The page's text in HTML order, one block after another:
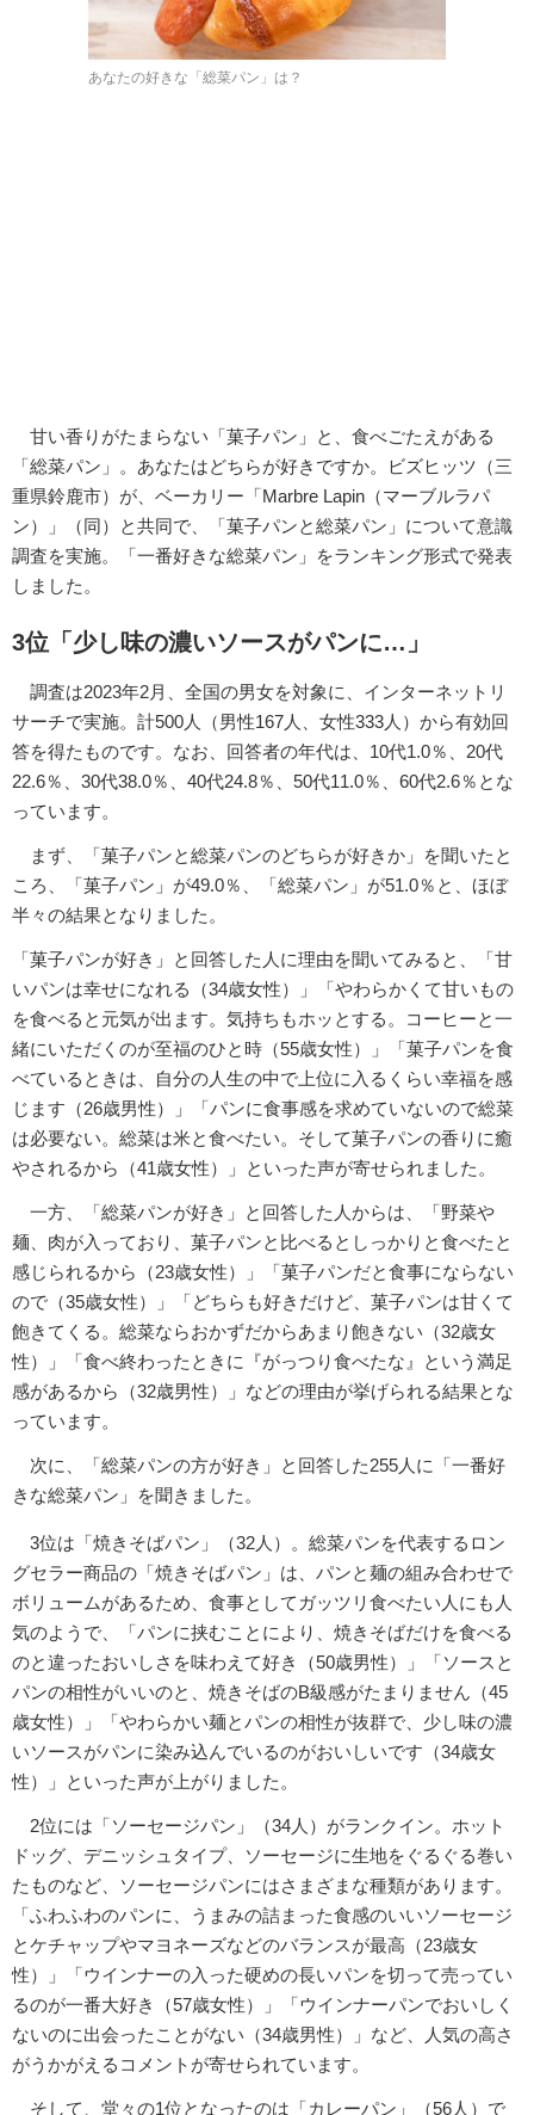
あなたの好きな「総菜パン」は？
甘い香りがたまらない「菓子パン」と、食べごたえがある
「総菜パン」。あなたはどちらが好きですか。ビズヒッツ（三
重県鈴鹿市）が、ベーカリー「Marbre Lapin（マーブルラパ
ン）」（同）と共同で、「菓子パンと総菜パン」について意識
調査を実施。「一番好きな総菜パン」をランキング形式で発表
しました。
3位「少し味の濃いソースがパンに…」
調査は2023年2月、全国の男女を対象に、インターネットリ
サーチで実施。計500人（男性167人、女性333人）から有効回
答を得たものです。なお、回答者の年代は、10代1.0％、20代
22.6％、30代38.0％、40代24.8％、50代11.0％、60代2.6％とな
っています。
まず、「菓子パンと総菜パンのどちらが好きか」を聞いたと
ころ、「菓子パン」が49.0％、「総菜パン」が51.0％と、ほぼ
半々の結果となりました。
「菓子パンが好き」と回答した人に理由を聞いてみると、「甘
いパンは幸せになれる（34歳女性）」「やわらかくて甘いもの
を食べると元気が出ます。気持ちもホッとする。コーヒーと一
緒にいただくのが至福のひと時（55歳女性）」「菓子パンを食
べているときは、自分の人生の中で上位に入るくらい幸福を感
じます（26歳男性）」「パンに食事感を求めていないので総菜
は必要ない。総菜は米と食べたい。そして菓子パンの香りに癒
やされるから（41歳女性）」といった声が寄せられました。
一方、「総菜パンが好き」と回答した人からは、「野菜や
麺、肉が入っており、菓子パンと比べるとしっかりと食べたと
感じられるから（23歳女性）」「菓子パンだと食事にならない
ので（35歳女性）」「どちらも好きだけど、菓子パンは甘くて
飽きてくる。総菜ならおかずだからあまり飽きない（32歳女
性）」「食べ終わったときに『がっつり食べたな』という満足
感があるから（32歳男性）」などの理由が挙げられる結果とな
っています。
次に、「総菜パンの方が好き」と回答した255人に「一番好
きな総菜パン」を聞きました。
3位は「焼きそばパン」（32人）。総菜パンを代表するロン
グセラー商品の「焼きそばパン」は、パンと麺の組み合わせで
ボリュームがあるため、食事としてガッツリ食べたい人にも人
気のようで、「パンに挟むことにより、焼きそばだけを食べる
のと違ったおいしさを味わえて好き（50歳男性）」「ソースと
パンの相性がいいのと、焼きそばのB級感がたまりません（45
歳女性）」「やわらかい麺とパンの相性が抜群で、少し味の濃
いソースがパンに染み込んでいるのがおいしいです（34歳女
性）」といった声が上がりました。
2位には「ソーセージパン」（34人）がランクイン。ホット
ドッグ、デニッシュタイプ、ソーセージに生地をぐるぐる巻い
たものなど、ソーセージパンにはさまざまな種類があります。
「ふわふわのパンに、うまみの詰まった食感のいいソーセージ
とケチャップやマヨネーズなどのバランスが最高（23歳女
性）」「ウインナーの入った硬めの長いパンを切って売ってい
るのが一番大好き（57歳女性）」「ウインナーパンでおいしく
ないのに出会ったことがない（34歳男性）」など、人気の高さ
がうかがえるコメントが寄せられています。
そして、堂々の1位となったのは「カレーパン」（56人）で